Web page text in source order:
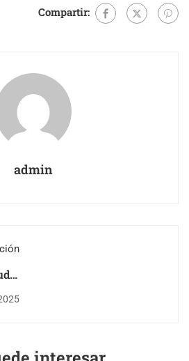
Compartir:
admin